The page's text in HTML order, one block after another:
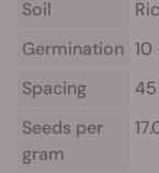
Soil
Germination 10
Spacing
Seeds per
gram